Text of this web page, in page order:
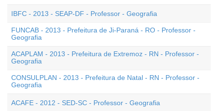
IBFC - 2013 - SEAP-DF - Professor - Geografia
FUNCAB - 2013 - Prefeitura de Ji-Paraná - RO - Professor -
Geografia
ACAPLAM - 2013 - Prefeitura de Extremoz - RN - Professor -
Geografia
CONSULPLAN - 2013 - Prefeitura de Natal - RN - Professor -
Geografia
ACAFE - 2012 - SED-SC - Professor - Geografia